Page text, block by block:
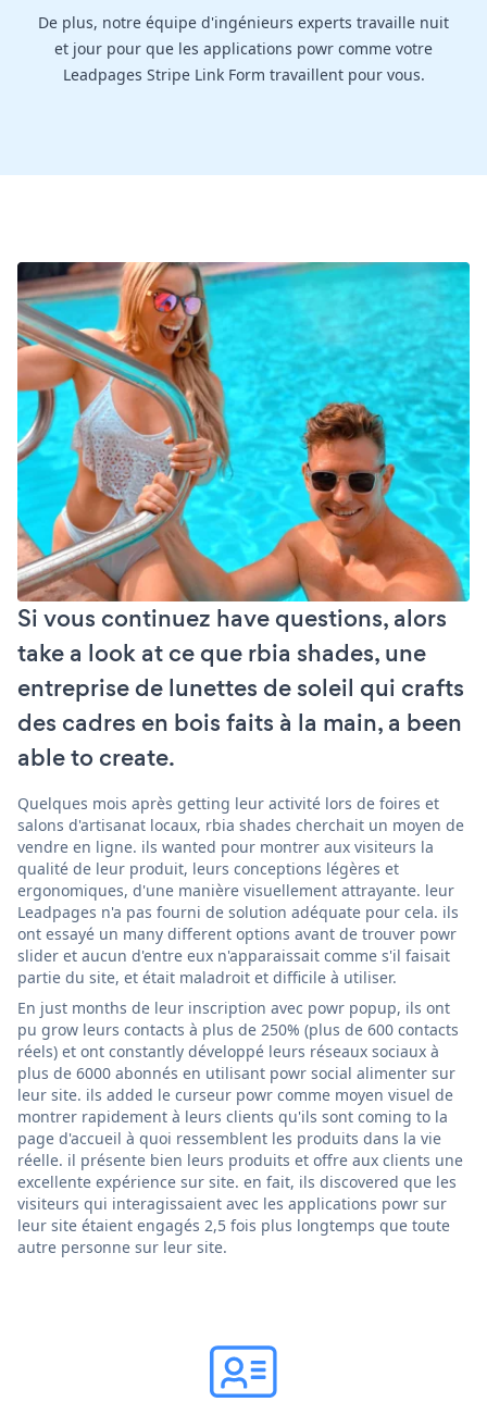
De plus, notre équipe d'ingénieurs experts travaille nuit
et jour pour que les applications powr comme votre
Leadpages Stripe Link Form travaillent pour vous.
Si vous continuez have questions, alors
take a look at ce que rbia shades, une
entreprise de lunettes de soleil qui crafts
des cadres en bois faits à la main, a been
able to create.
Quelques mois après getting leur activité lors de foires et
salons d'artisanat locaux, rbia shades cherchait un moyen de
vendre en ligne. ils wanted pour montrer aux visiteurs la
qualité de leur produit, leurs conceptions légères et
ergonomiques, d'une manière visuellement attrayante. leur
Leadpages n'a pas fourni de solution adéquate pour cela. ils
ont essayé un many different options avant de trouver powr
slider et aucun d'entre eux n'apparaissait comme s'il faisait
partie du site, et était maladroit et difficile à utiliser.
En just months de leur inscription avec powr popup, ils ont
pu grow leurs contacts à plus de 250% (plus de 600 contacts
réels) et ont constantly développé leurs réseaux sociaux à
plus de 6000 abonnés en utilisant powr social alimenter sur
leur site. ils added le curseur powr comme moyen visuel de
montrer rapidement à leurs clients qu'ils sont coming to la
page d'accueil à quoi ressemblent les produits dans la vie
réelle. il présente bien leurs produits et offre aux clients une
excellente expérience sur site. en fait, ils discovered que les
visiteurs qui interagissaient avec les applications powr sur
leur site étaient engagés 2,5 fois plus longtemps que toute
autre personne sur leur site.